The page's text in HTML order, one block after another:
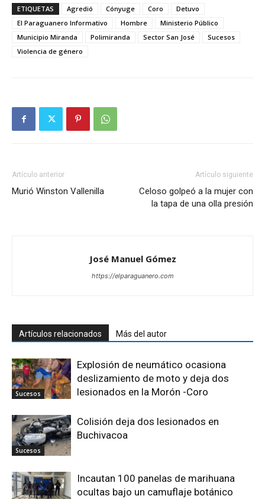
ETIQUETAS Agredió Cónyuge Coro
Detuvo
El Paraguanero Informativo
Hombre
Ministerio Público
Municipio Miranda
Polimiranda Sector San José
Sucesos
Violencia de género
Artículo anterior
Murió Winston Vallenilla
Artículo siguiente
Celoso golpeó a la mujer con
la tapa de una olla presión
José Manuel Gómez
https://elparaguanero.com
Artículos relacionados Más del autor
Sucesos
Explosión de neumático ocasiona
deslizamiento de moto y deja dos
lesionados en la Morón -Coro
Sucesos
Colisión deja dos lesionados en
Buchivacoa
Incautan 100 panelas de marihuana
ocultas bajo un camuflaje botánico